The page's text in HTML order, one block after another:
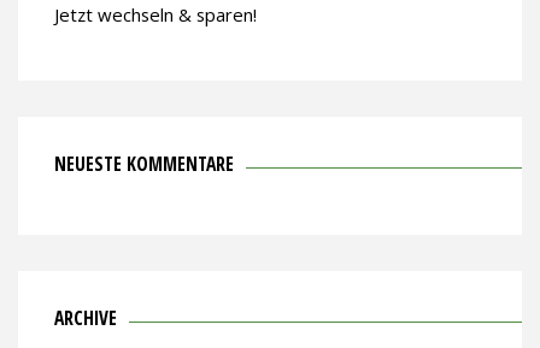
Jetzt wechseln & sparen!
NEUESTE KOMMENTARE
ARCHIVE